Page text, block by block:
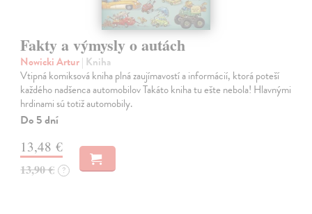
Fakty a výmysly o autách
Nowicki Artur| Kniha
Vtipná komiksová kniha plná zaujímavostí a informácií, ktorá poteší
každého nadšenca automobilov Takáto kniha tu ešte nebola! Hlavnými
hrdinami sú totiž automobily.
Do 5 dní
13,48 €
13,90 € ?